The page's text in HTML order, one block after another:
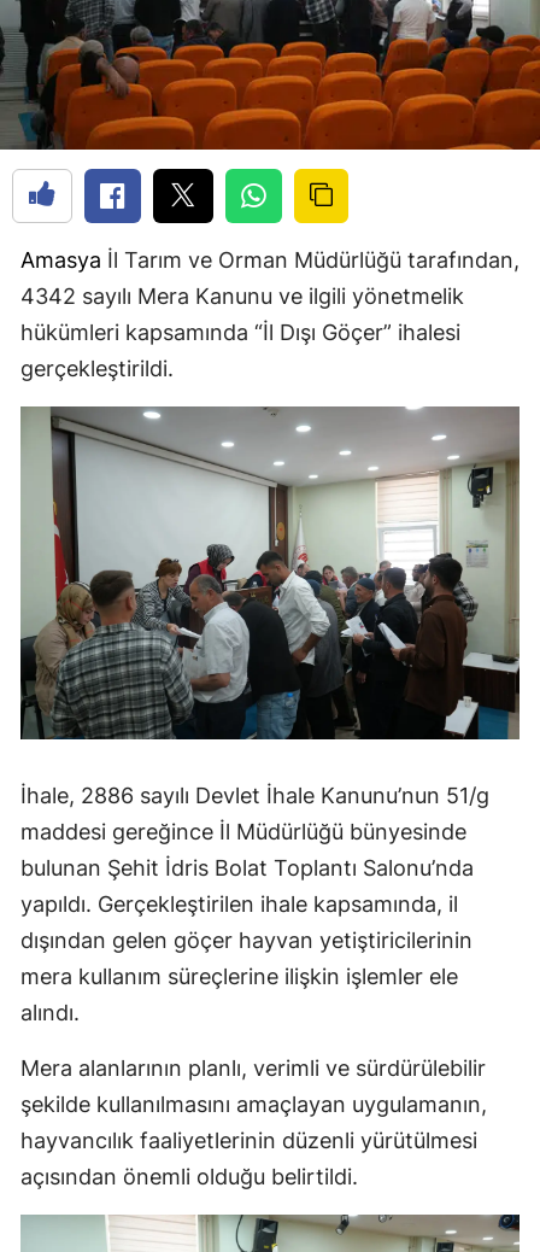
Amasya İl Tarım ve Orman Müdürlüğü tarafından,
4342 sayılı Mera Kanunu ve ilgili yönetmelik
hükümleri kapsamında “İl Dışı Göçer” ihalesi
gerçekleştirildi.
İhale, 2886 sayılı Devlet İhale Kanunu’nun 51/g
maddesi gereğince İl Müdürlüğü bünyesinde
bulunan Şehit İdris Bolat Toplantı Salonu’nda
yapıldı. Gerçekleştirilen ihale kapsamında, il
dışından gelen göçer hayvan yetiştiricilerinin
mera kullanım süreçlerine ilişkin işlemler ele
alındı.
Mera alanlarının planlı, verimli ve sürdürülebilir
şekilde kullanılmasını amaçlayan uygulamanın,
hayvancılık faaliyetlerinin düzenli yürütülmesi
açısından önemli olduğu belirtildi.